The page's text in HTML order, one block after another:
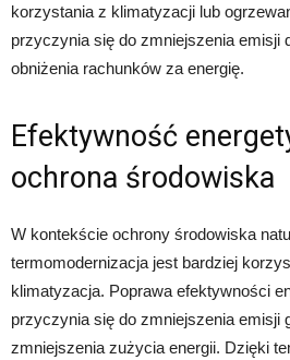
korzystania z klimatyzacji lub
przyczynia się do zmniejszenia emisji
obniżenia rachunków za energię.
Efektywność
ochrona środowiska
W kontekście ochrony środowiska
termomodernizacja jest bardziej
klimatyzacja. Poprawa efektywności
przyczynia się do zmniejszenia emisji
zmniejszenia zużycia energii. Dzięki